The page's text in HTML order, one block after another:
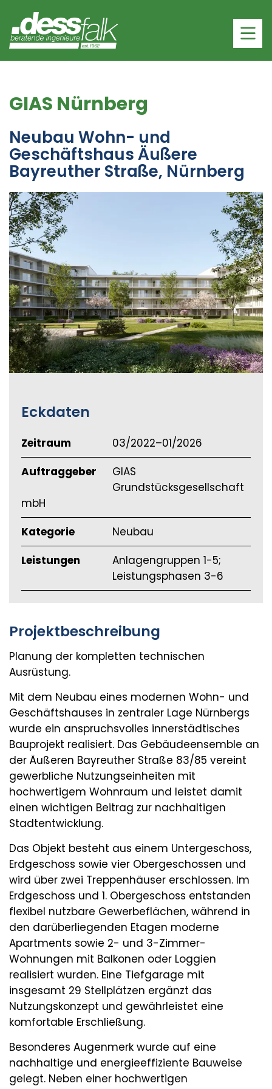
GIAS Nürnberg
Neubau Wohn- und
Geschäftshaus Äußere
Bayreuther Straße, Nürnberg
Eckdaten
Zeitraum
03/2022–01/2026
Auftraggeber
GIAS
Grundstücksgesellschaft
mbH
Kategorie
Neubau
Leistungen
Anlagengruppen 1-5;
Leistungsphasen 3-6
Projektbeschreibung
Planung der kompletten technischen
Ausrüstung.
Mit dem Neubau eines modernen Wohn- und
Geschäftshauses in zentraler Lage Nürnbergs
wurde ein anspruchsvolles innerstädtisches
Bauprojekt realisiert. Das Gebäudeensemble an
der Äußeren Bayreuther Straße 83/85 vereint
gewerbliche Nutzungseinheiten mit
hochwertigem Wohnraum und leistet damit
einen wichtigen Beitrag zur nachhaltigen
Stadtentwicklung.
Das Objekt besteht aus einem Untergeschoss,
Erdgeschoss sowie vier Obergeschossen und
wird über zwei Treppenhäuser erschlossen. Im
Erdgeschoss und 1. Obergeschoss entstanden
flexibel nutzbare Gewerbeflächen, während in
den darüberliegenden Etagen moderne
Apartments sowie 2- und 3-Zimmer-
Wohnungen mit Balkonen oder Loggien
realisiert wurden. Eine Tiefgarage mit
insgesamt 29 Stellplätzen ergänzt das
Nutzungskonzept und gewährleistet eine
komfortable Erschließung.
Besonderes Augenmerk wurde auf eine
nachhaltige und energieeffiziente Bauweise
gelegt. Neben einer hochwertigen